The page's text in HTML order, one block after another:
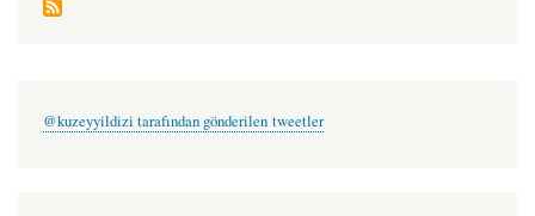
@kuzeyyildizi tarafından gönderilen tweetler